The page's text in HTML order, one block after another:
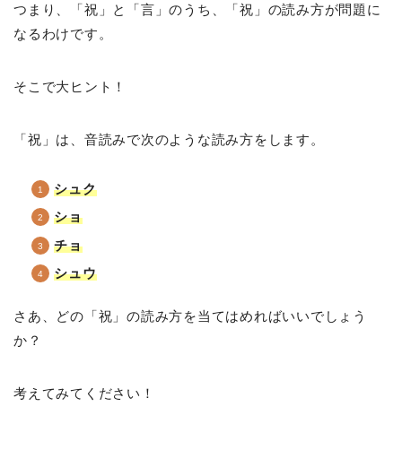
つまり、「祝」と「言」のうち、「祝」の読み方が問題に
なるわけです。
そこで大ヒント！
「祝」は、音読みで次のような読み方をします。
シュク
ショ
チョ
シュウ
さあ、どの「祝」の読み方を当てはめればいいでしょう
か？
考えてみてください！